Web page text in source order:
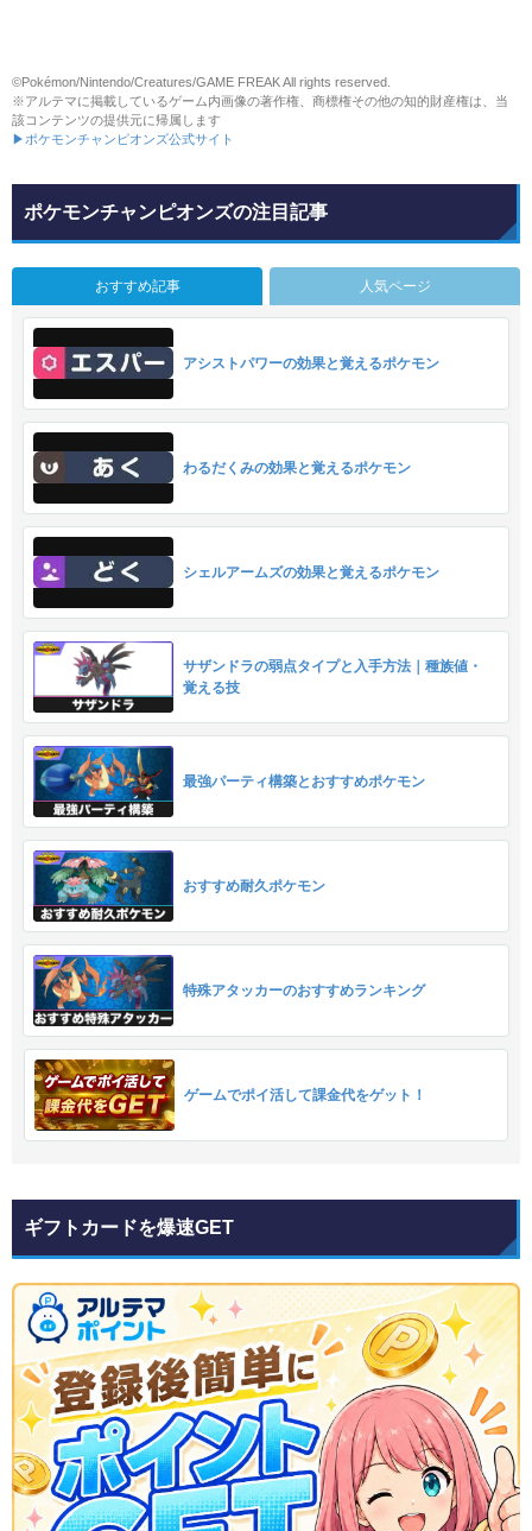
©Pokémon/Nintendo/Creatures/GAME FREAK All rights reserved.
※アルテマに掲載しているゲーム内画像の著作権、商標権その他の知的財産権は、当
該コンテンツの提供元に帰属します
▶ポケモンチャンピオンズ公式サイト
ポケモンチャンピオンズの注目記事
おすすめ記事 人気ページ
アシストパワーの効果と覚えるポケモン
わるだくみの効果と覚えるポケモン
シェルアームズの効果と覚えるポケモン
サザンドラの弱点タイプと入手方法｜種族値・
覚える技
最強パーティ構築とおすすめポケモン
おすすめ耐久ポケモン
特殊アタッカーのおすすめランキング
ゲームでポイ活して課金代をゲット！
ギフトカードを爆速GET